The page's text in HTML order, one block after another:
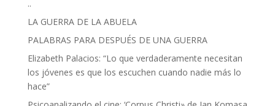
..
LA GUERRA DE LA ABUELA
PALABRAS PARA DESPUÉS DE UNA GUERRA
Elizabeth Palacios: “Lo que verdaderamente necesitan
los jóvenes es que los escuchen cuando nadie más lo
hace”